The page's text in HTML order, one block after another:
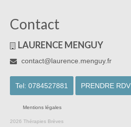
Contact
LAURENCE MENGUY
contact@laurence.menguy.fr
Tel: 0784527881 PRENDRE RDV
Mentions légales
2026 Thérapies Brèves